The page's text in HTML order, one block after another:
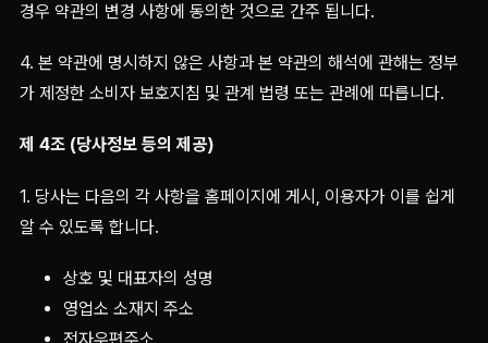
경우 약관의 변경 사항에 동의한 것으로 간주 됩니다.
4. 본 약관에 명시하지 않은 사항과 본 약관의 해석에 관해는 정부
가 제정한 소비자 보호지침 및 관계 법령 또는 관례에 따릅니다.
제 4조 (당사정보 등의 제공)
1. 당사는 다음의 각 사항을 홈페이지에 게시, 이용자가 이를 쉽게
알 수 있도록 합니다.
상호 및 대표자의 성명
영업소 소재지 주소